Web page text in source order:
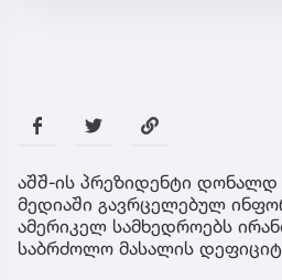
აშშ-ის პრეზიდენტი დონალდ
მედიაში გავრცელებულ
ამერიკელ სამხედროებს
საბრძოლო მასალის